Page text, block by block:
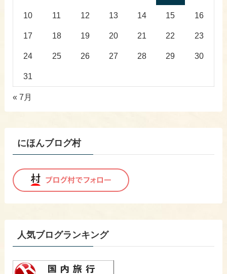
10 11 12 13 14 15 16
17 18 19 20 21 22 23
24 25 26 27 28 29 30
31
« 7月
にほんブログ村
人気ブログランキング